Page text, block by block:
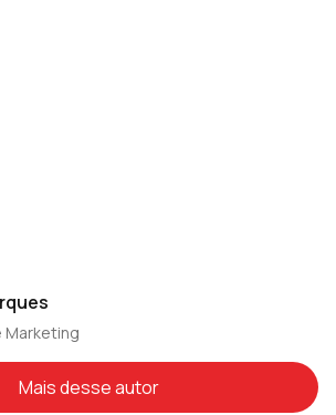
Marketing
Mais desse autor